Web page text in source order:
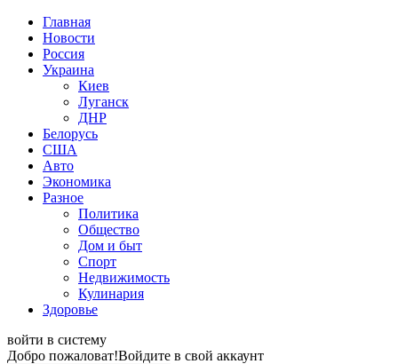
Главная
Новости
Россия
Украина
Киев
Луганск
ДНР
Белорусь
США
Авто
Экономика
Разное
Политика
Общество
Дом и быт
Спорт
Недвижимость
Кулинария
Здоровье
войти в систему
Добро пожаловат!Войдите в свой аккаунт